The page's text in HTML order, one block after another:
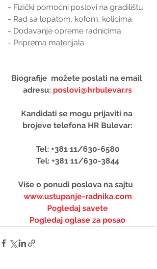
- Fizički pomoćni poslovi na gradilištu
- Rad sa lopatom, kofom, kolicima
- Dodavanje opreme radnicima
- Priprema materijala
Biografije  možete poslati na email
adresu: poslovi@hrbulevar.rs
Kandidati se mogu prijaviti na
brojeve telefona HR Bulevar:
Tel: +381 11/630-6580
Tel: +381 11/630-3844
Više o ponudi poslova na sajtu
www.ustupanje-radnika.com
Pogledaj savete
Pogledaj oglase za posao